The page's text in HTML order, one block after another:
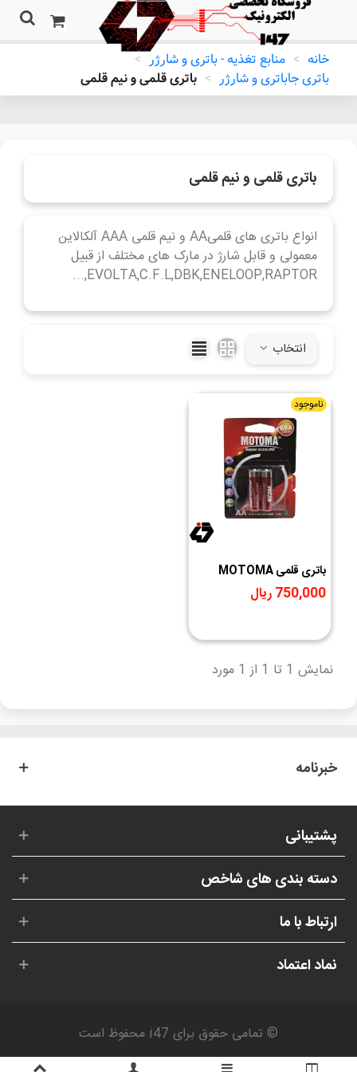
خانه > منابع تغذیه - باتری و شارژر >
باتری جاباتری و شارژر > باتری قلمی و نیم قلمی
باتری قلمی و نیم قلمی
انواع باتری های قلمیAA و نیم قلمی AAA آلکالاین
معمولی و قابل شارژ در مارک های مختلف از قبیل
EVOLTA,C.F.L,DBK,ENELOOP,RAPTOR,...
انتخاب
ناموجود
باتری قلمی MOTOMA
750,000 ریال
نمایش 1 تا 1 از 1 مورد
خبرنامه
پشتیبانی
دسته بندی های شاخص
ارتباط با ما
نماد اعتماد
© تمامی حقوق برای i47 محفوظ است